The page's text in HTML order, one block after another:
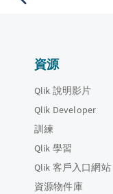
資源
Qlik 說明影片
Qlik Developer
訓練
Qlik 學習
Qlik 客戶入口網站
資源物件庫